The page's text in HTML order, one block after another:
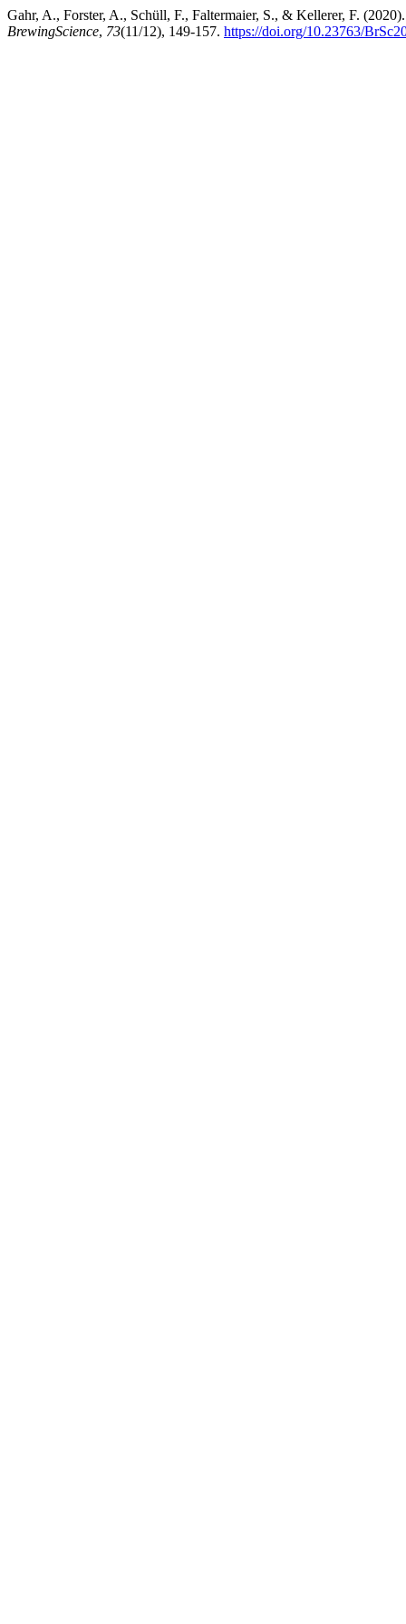
Gahr, A., Forster, A., Schüll, F., Faltermaier, S., & Kellerer, F.
BrewingScience, 73(11/12), 149-157. https://doi.org/10.23763/